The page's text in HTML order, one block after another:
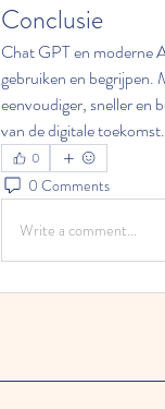
Conclusie
Chat GPT en moderne
gebruiken en begrijpen.
eenvoudiger, sneller en
van de digitale toekomst.
0
0 Comments
Write a comment...